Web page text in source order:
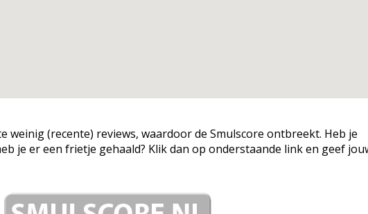
weinig (recente) reviews, waardoor de Smulscore ontbreekt. Heb je
je er een frietje gehaald? Klik dan op onderstaande link en geef